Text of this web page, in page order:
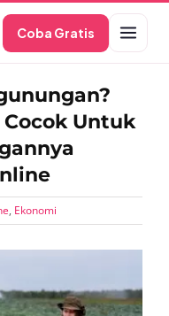
Coba Gratis
Untuk
, Ekonomi